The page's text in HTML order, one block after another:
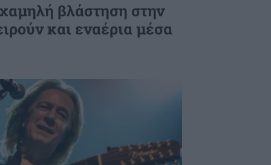
βλάστηση στην
και εναέρια μέσα